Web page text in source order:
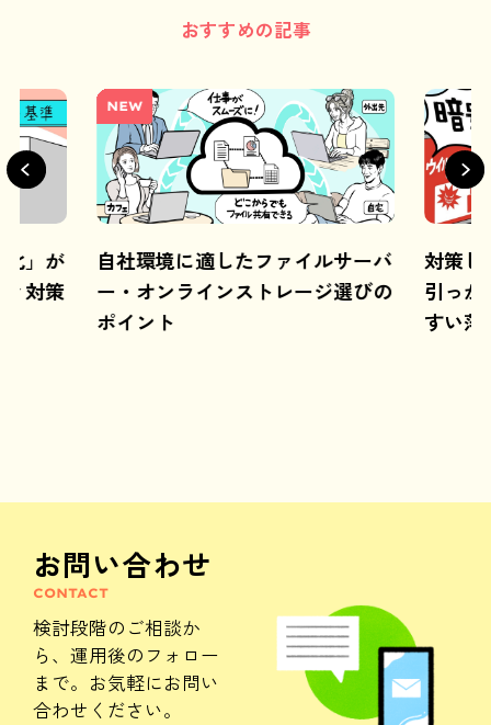
おすすめの記事
」が
対策
NEW
自社環境に適したファイルサーバ
ー・オンラインストレージ選びの
ポイント
対策し
引っか
すい落
お問い合わせ
CONTACT
検討段階のご相談か
ら、 運用後のフォロー
まで。 お気軽にお問い
合わせください。